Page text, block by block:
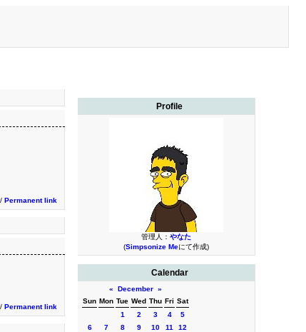
Profile
管理人： やなた
(Simpsonize Meにて作成)
Calendar
« December »
Sun Mon Tue Wed Thu Fri Sat
1
2 3 4
5
6
7 8 9 10 11
12
Permanent link
Permanent link